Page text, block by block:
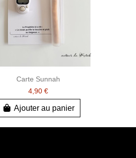
Carte Sunnah
4,90 €
Ajouter au panier